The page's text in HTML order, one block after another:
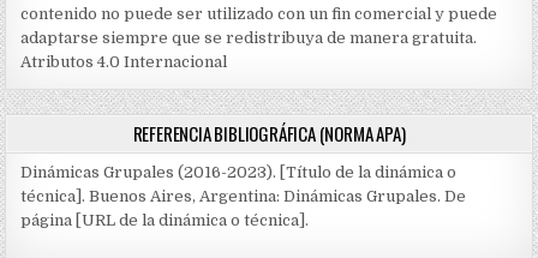
contenido no puede ser utilizado con un fin comercial y puede
adaptarse siempre que se redistribuya de manera gratuita.
Atributos 4.0 Internacional
REFERENCIA BIBLIOGRÁFICA (NORMA APA)
Dinámicas Grupales (2016-2023). [Título de la dinámica o
técnica]. Buenos Aires, Argentina: Dinámicas Grupales. De
página [URL de la dinámica o técnica].